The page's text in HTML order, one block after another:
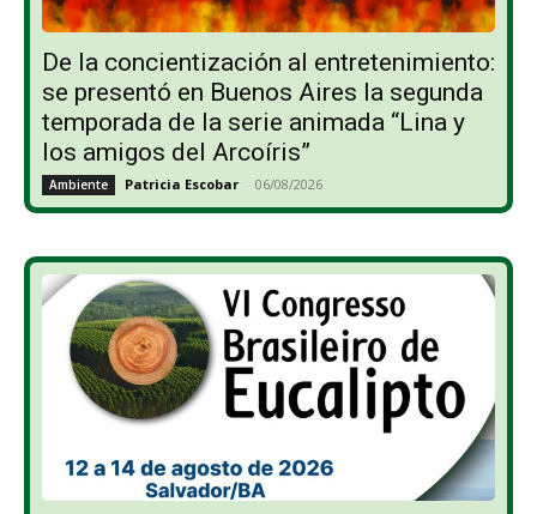
De la concientización al entretenimiento:
se presentó en Buenos Aires la segunda
temporada de la serie animada “Lina y
los amigos del Arcoíris”
Ambiente Patricia Escobar - 06/08/2026